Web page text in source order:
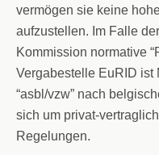
vermögen sie keine
aufzustellen. Im Falle
Kommission normative
Vergabestelle EuRID ist
“asbl/vzw” nach
sich um privat-
Regelungen.